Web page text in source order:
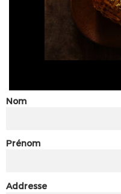
Nom
Prénom
Addresse